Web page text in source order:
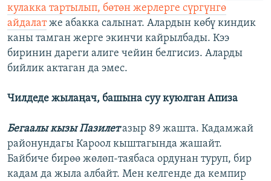
кулакка тартылып, бөтөн жерлерге сүргүнгө
айдалатже абакка салынат. Алардын көбү киндик
каны тамган жерге экинчи кайрылбады. Кээ
биринин дареги алиге чейин белгисиз. Аларды
бийлик актаган да эмес.
Чилдеде жылаңач, башына суу куюлган Апиза
Бегаалы кызы Пазилетазыр 89 жашта. Кадамжай
районундагы Кароол кыштагында жашайт.
Байбиче бирөө жөлөп-таябаса ордунан туруп, бир
кадам да жыла албайт. Мен келгенде да кемпир